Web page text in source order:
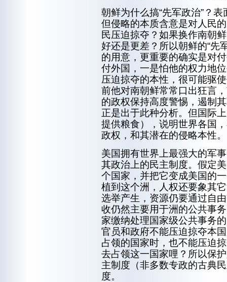
朝鲜为什么搞“先军政治”？
但侵略的本质含意是对人民
民压迫掠夺？如果换作南朝
好还是更差？所以朝鲜的“先
的用意，更重要的确实是对
付外国，一是怕他的权力地
压迫掠夺的本性，很可能驱
前他对南朝鲜常常口出狂言
的政权保持高度警惕，遏制
正是出于此种分析。但国际
提供粮食），说明世界各国
政权，和其潜在的侵略本性。
美国拥有世界上最强大的军
其政治上的民主制度。假定
个国家，并把它变成美国的
植到这个洲，人权还要象其
选举产生，资源仍要通过自
收仍然主要用于洲的公共事
家缴纳处理国家级公共事务
官员和政府不能压迫掠夺本
占领的国家时，也不能压迫
去占领这一国家哩？所以保
主制度（非多数专政的古典
度。